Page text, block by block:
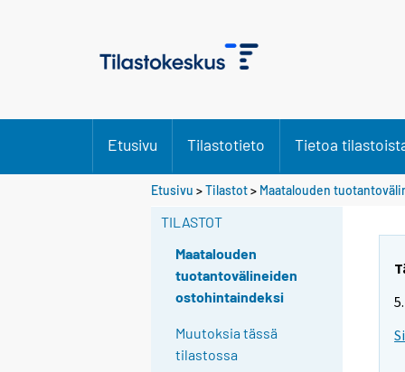
Etusivu Tilastotieto Tietoa
Etusivu >Tilastot> Maatalouden
TILASTOT
Maatalouden
tuotantovälineiden
ostohintaindeksi
Muutoksia tässä
tilastossa